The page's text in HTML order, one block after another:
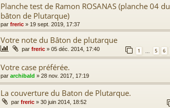
Planche test de Ramon ROSANAS (planche 04 du
bâton de Plutarque)
par freric » 19 sept. 2019, 17:37
Votre note du Bâton de plutarque
par freric » 05 déc. 2014, 17:40 1 … 5 6
Votre case préférée.
par archibald » 28 nov. 2017, 17:19
La couverture du Baton de Plutarque.
par freric » 30 juin 2014, 18:52